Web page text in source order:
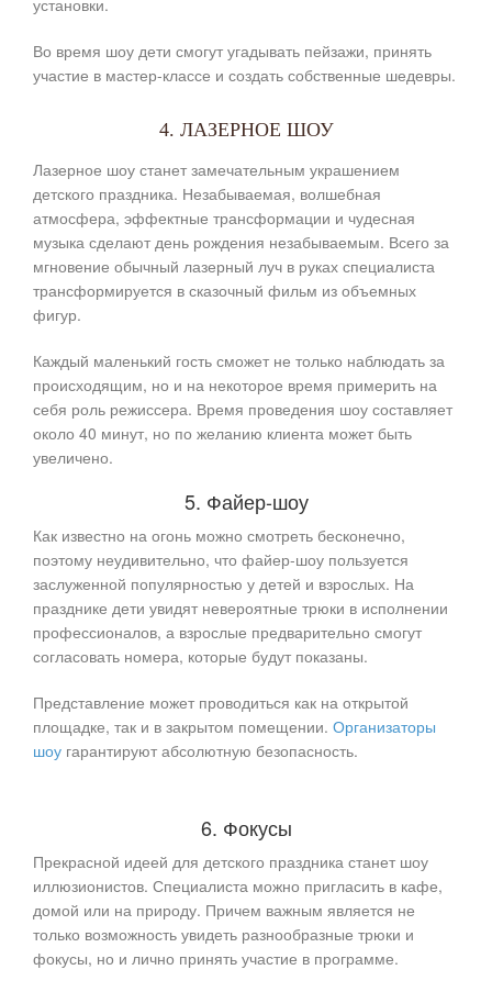
установки.
Во время шоу дети смогут угадывать пейзажи, принять
участие в мастер-классе и создать собственные шедевры.
4. ЛАЗЕРНОЕ ШОУ
Лазерное шоу станет замечательным украшением
детского праздника. Незабываемая, волшебная
атмосфера, эффектные трансформации и чудесная
музыка сделают день рождения незабываемым. Всего за
мгновение обычный лазерный луч в руках специалиста
трансформируется в сказочный фильм из объемных
фигур.
Каждый маленький гость сможет не только наблюдать за
происходящим, но и на некоторое время примерить на
себя роль режиссера. Время проведения шоу составляет
около 40 минут, но по желанию клиента может быть
увеличено.
5. Файер-шоу
Как известно на огонь можно смотреть бесконечно,
поэтому неудивительно, что файер-шоу пользуется
заслуженной популярностью у детей и взрослых. На
празднике дети увидят невероятные трюки в исполнении
профессионалов, а взрослые предварительно смогут
согласовать номера, которые будут показаны.
Представление может проводиться как на открытой
площадке, так и в закрытом помещении. Организаторы
шоу гарантируют абсолютную безопасность.
6. Фокусы
Прекрасной идеей для детского праздника станет шоу
иллюзионистов. Специалиста можно пригласить в кафе,
домой или на природу. Причем важным является не
только возможность увидеть разнообразные трюки и
фокусы, но и лично принять участие в программе.